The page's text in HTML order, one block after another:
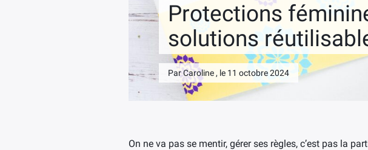
Protections
solutions
Par Caroline , le 11 octobre 2024
On ne va pas se mentir, gérer ses règles, c’est pas la